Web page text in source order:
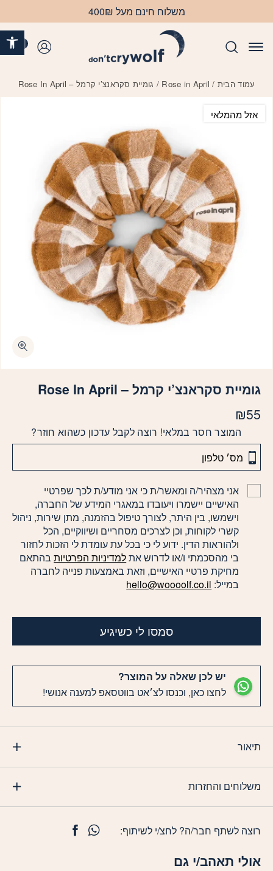
משלוח חינם מעל 400₪
עמוד הבית /
Rose in April / גומיית סקראנצ’י קרמל – Rose In April
גומיית סקראנצ’י קרמל – Rose In April
₪55
המוצר חסר במלאי! רוצה לקבל עדכון כשהוא חוזר?
אני מצהיר/ה ומאשר/ת כי אני מודע/ת לכך שפרטיי
האישיים יישמרו ויעובדו במאגרי המידע של החברה,
וישמשו, בין היתר, לצורך טיפול בהזמנה, מתן שירות, ניהול
קשרי לקוחות, וכן לצרכים מסחריים ושיווקיים, הכל
ולהוראות הדין. ידוע לי כי בכל עת עומדת לי הזכות לחזור
בי מהסכמתי ו/או לדרוש אתלמדיניות הפרטיותבהתאם
מחיקת פרטיי האישיים, וזאת באמצעות פנייה לחברה
במייל: hello@woooolf.co.il
סמסו לי כשיגיע
יש לכן שאלה על המוצר?
לחצו כאן, וכנסו לצ׳אט בווטסאפ למענה אנושי!
תיאור
משלוחים והחזרות
אולי תאהב/י גם
רוצה לשתף חבר/ה? לחצ/י לשיתוף:
אזל מהמלאי